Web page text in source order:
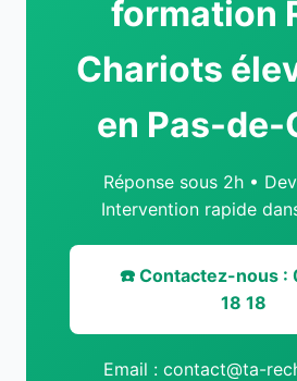
formation
Chariots
en Pas-de-
Réponse sous 2h •
Intervention rapide
☎️ Contactez-nous :
18 18
Email : contact@ta-